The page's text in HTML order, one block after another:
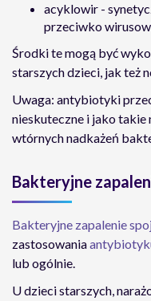
acyklowir -
przeciwko
Środki te mogą być
starszych dzieci, jak też
Uwaga: antybiotyki
nieskuteczne i jako takie
wtórnych nadkażeń
Bakteryjne
Bakteryjne zapalenie
zastosowania
lub ogólnie.
U dzieci starszych,